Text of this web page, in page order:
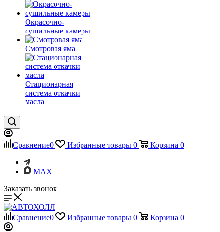
Окрасочно-
сушильные камеры
Смотровая яма
Стационарная
система откачки
масла
Сравнение0 Избранные товары 0 Корзина 0
MAX
Заказать звонок
Сравнение0 Избранные товары 0 Корзина 0